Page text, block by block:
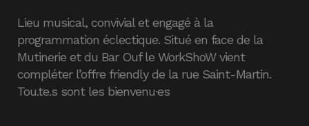
Lieu musical, convivial et engagé à la
programmation éclectique. Situé en face de la
Mutinerie et du Bar Ouf le WorkShoW vient
compléter l’offre friendly de la rue Saint-Martin.
Tou.te.s sont les bienvenu·es